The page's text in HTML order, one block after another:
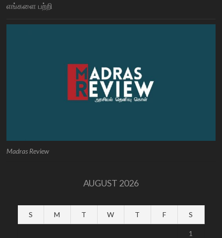
எங்களை பற்றி
Madras Review
AUGUST 2026
S M T W T F S
1